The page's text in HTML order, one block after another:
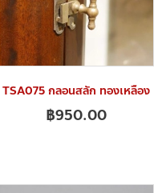
TSA075 กลอนสลัก ทองเหลือง
฿950.00